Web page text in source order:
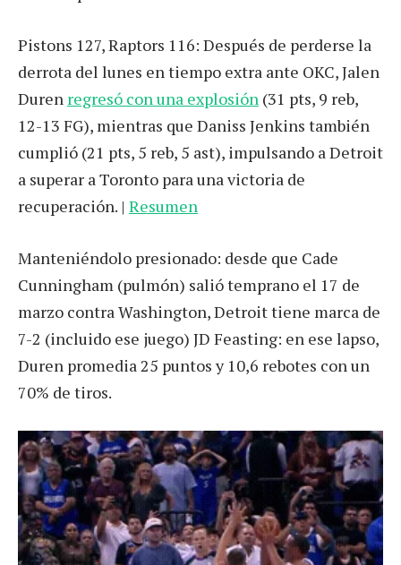
Pistons 127, Raptors 116: Después de perderse la
derrota del lunes en tiempo extra ante OKC, Jalen
Duren regresó con una explosión (31 pts, 9 reb,
12-13 FG), mientras que Daniss Jenkins también
cumplió (21 pts, 5 reb, 5 ast), impulsando a Detroit
a superar a Toronto para una victoria de
recuperación. | Resumen
Manteniéndolo presionado: desde que Cade
Cunningham (pulmón) salió temprano el 17 de
marzo contra Washington, Detroit tiene marca de
7-2 (incluido ese juego) JD Feasting: en ese lapso,
Duren promedia 25 puntos y 10,6 rebotes con un
70% de tiros.